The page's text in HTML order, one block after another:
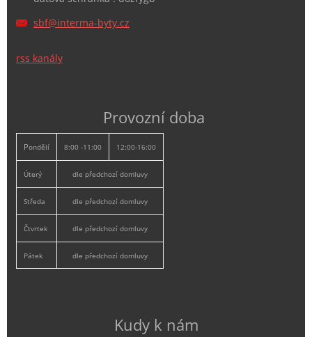
sbf@interma-byty.cz
rss kanály
Provozní doba
Pondělí 8:00 -11:00 12:00-16:00
Úterý dle předchozí domluvy
Středa dle předchozí domluvy
Čtvrtek dle předchozí domluvy
Pátek dle předchozí domluvy
Kudy k nám